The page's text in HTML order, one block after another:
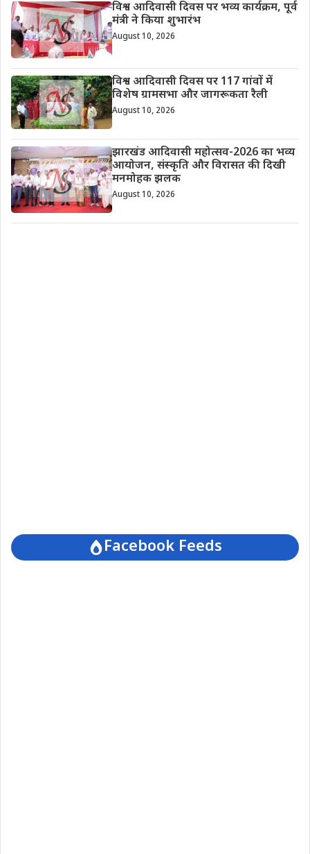
विश्व आदिवासी दिवस पर भव्य कार्यक्रम, पूर्व
मंत्री ने किया शुभारंभ
August 10, 2026
विश्व आदिवासी दिवस पर 117 गांवों में
विशेष ग्रामसभा और जागरूकता रैली
August 10, 2026
झारखंड आदिवासी महोत्सव-2026 का भव्य
आयोजन, संस्कृति और विरासत की दिखी
मनमोहक झलक
August 10, 2026
Facebook Feeds